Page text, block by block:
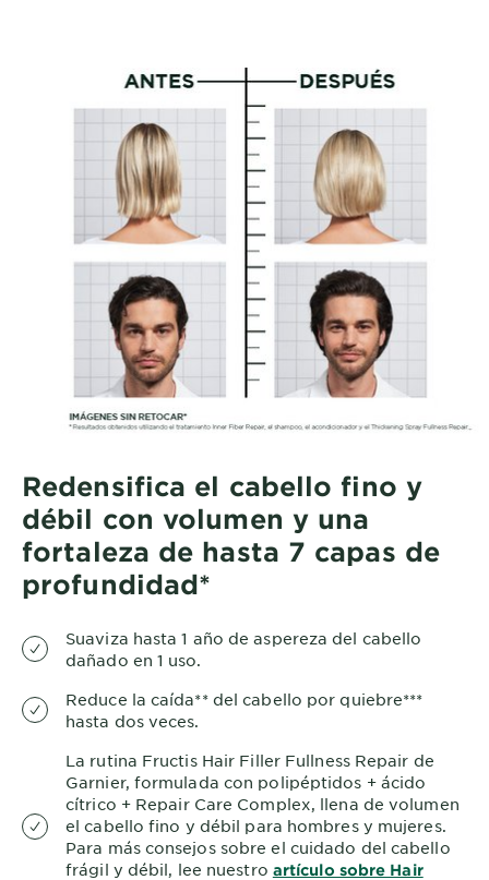
Redensifica el cabello fino y
débil con volumen y una
fortaleza de hasta 7 capas de
profundidad*
Suaviza hasta 1 año de aspereza del cabello
dañado en 1 uso.
Reduce la caída** del cabello por quiebre***
hasta dos veces.
La rutina Fructis Hair Filler Fullness Repair de
Garnier, formulada con polipéptidos + ácido
cítrico + Repair Care Complex, llena de volumen
el cabello fino y débil para hombres y mujeres.
Para más consejos sobre el cuidado del cabello
frágil y débil, lee nuestro artículo sobre Hair